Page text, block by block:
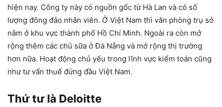
hiện nay. Công ty này có nguồn gốc từ Hà Lan và có số
lượng đông đảo nhân viên. Ở Việt Nam thì văn phòng trụ sở
nằm ở khu vực thành phố Hồ Chí Minh. Ngoài ra còn mở
rộng thêm các chủ sữa ở Đà Nẵng và mở rộng thị trường
hơn nữa. Hoạt động chủ yếu trong lĩnh vực kiểm toán cũng
như tư vấn thuế đứng đầu Việt Nam.
Thứ tư là Deloitte